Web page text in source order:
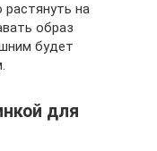
на
образ
будет
для